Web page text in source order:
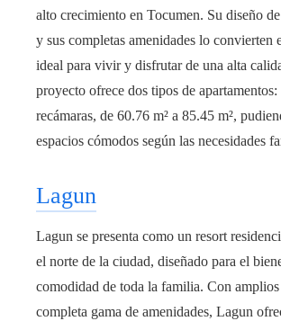
alto crecimiento en Tocumen. Su diseño
y sus completas amenidades lo convierten
ideal para vivir y disfrutar de una alta
proyecto ofrece dos tipos de
recámaras, de 60.76 m² a 85.45 m²,
espacios cómodos según las necesidades
Lagun
Lagun se presenta como un resort
el norte de la ciudad, diseñado para el
comodidad de toda la familia. Con amplios
completa gama de amenidades, Lagun